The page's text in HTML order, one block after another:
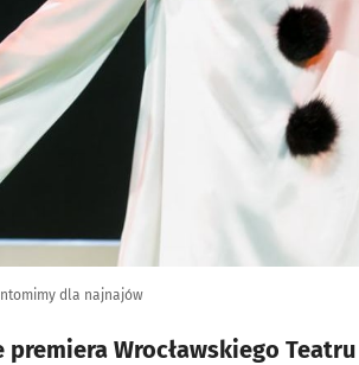
dla najnajów
Wrocławskiego